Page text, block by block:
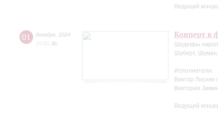
Ведущий
01 декабря 2024
15:00 Вс
Концерт в
Шедевры
Шуберт,
Исполнители:
Виктор Лисняк
Виктория
Ведущий